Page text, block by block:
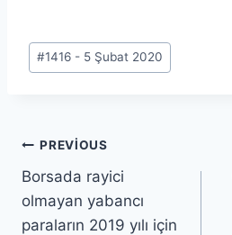
Post
Tags:
#1416 - 5 Şubat 2020
Yazı
gezinmesi
PREVIOUS
Borsada rayici
olmayan yabancı
paraların 2019 yılı için